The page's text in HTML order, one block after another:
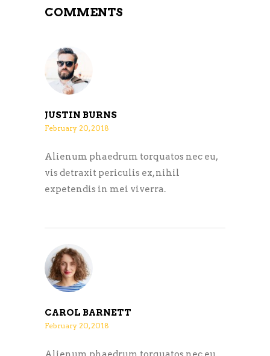
COMMENTS
JUSTIN BURNS
February 20, 2018
Alienum phaedrum torquatos nec eu,
vis detraxit periculis ex, nihil
expetendis in mei viverra.
CAROL BARNETT
February 20, 2018